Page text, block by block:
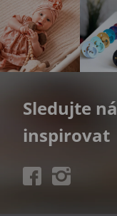
Sledujte
inspirovat